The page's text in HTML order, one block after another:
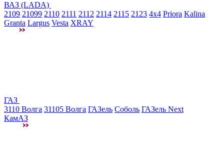
ВАЗ (LADA)
2109 21099 2110 2111 2112 2114 2115 2123 4x4 Priora Kalina
Granta Largus Vesta XRAY
ГАЗ
3110 Волга 31105 Волга ГАЗель Соболь ГАЗель Next
КамАЗ